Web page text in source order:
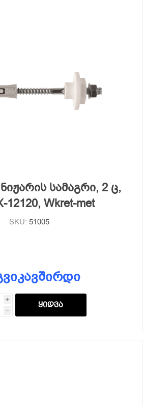
სამაგრი, 2 ც,
12120, Wkret-met
SKU: 51005
i
h